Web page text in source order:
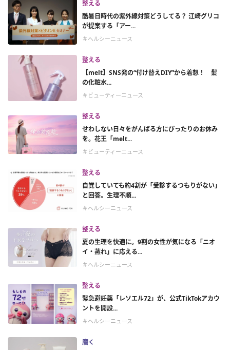
整える
酷暑日時代の紫外線対策どうしてる？ 江崎グリコ
が提案する「アー...
＃ヘルシーニュース
整える
【melt】SNS発の“付け替えDIY”から着想！ 髪
の化粧水...
＃ビューティーニュース
整える
せわしない日々をがんばる方にぴったりのお休み
を。花王「melt...
＃ビューティーニュース
整える
自覚していても約4割が「受診するつもりがない」
と回答。生理不順...
＃ヘルシーニュース
整える
夏の生理を快適に。9割の女性が気になる「ニオ
イ・蒸れ」に応える...
＃ヘルシーニュース
整える
緊急避妊薬「レソエル72」が、公式TikTokアカウ
ントを開設...
＃ヘルシーニュース
磨く